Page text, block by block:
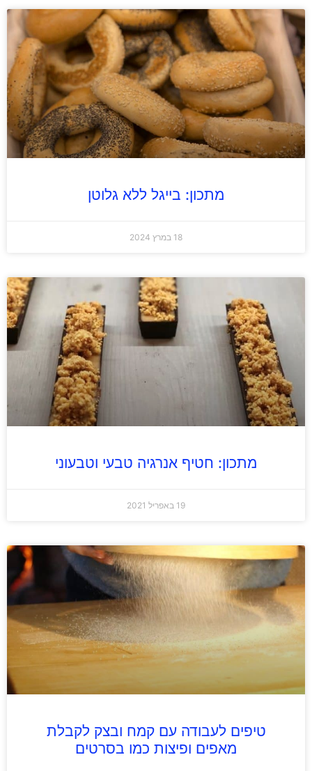
מתכון: בייגל ללא גלוטן
18 במרץ 2024
מתכון: חטיף אנרגיה טבעי וטבעוני
19 באפריל 2021
טיפים לעבודה עם קמח ובצק לקבלת
מאפים ופיצות כמו בסרטים